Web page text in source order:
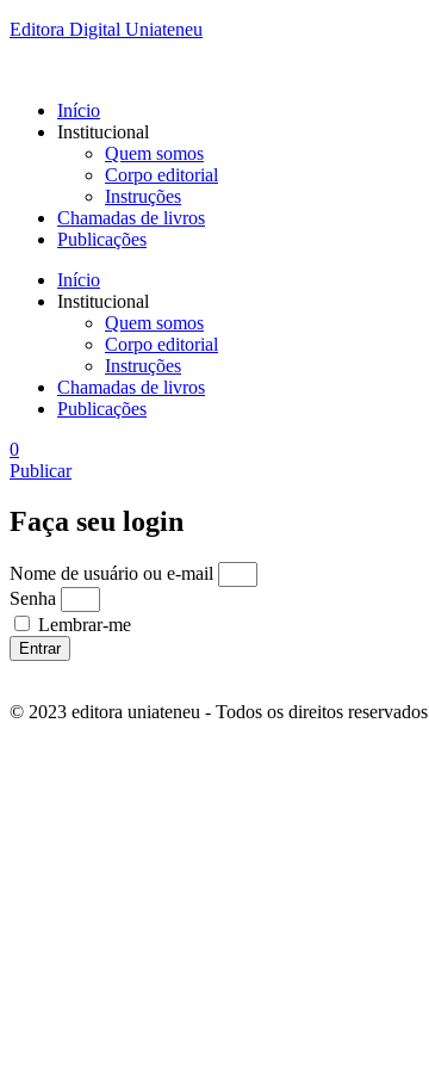
Editora Digital Uniateneu
Início
Institucional
Quem somos
Corpo editorial
Instruções
Chamadas de livros
Publicações
Início
Institucional
Quem somos
Corpo editorial
Instruções
Chamadas de livros
Publicações
0
Publicar
Faça seu login
Nome de usuário ou e-mail
Senha
Lembrar-me
Entrar
© 2023 editora uniateneu - Todos os direitos reservados